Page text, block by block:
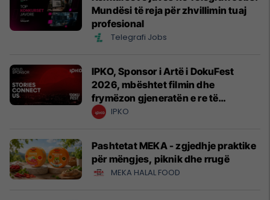
Mundësi të reja për zhvillimin tuaj
profesional
Telegrafi Jobs
IPKO, Sponsor i Artë i DokuFest
2026, mbështet filmin dhe
frymëzon gjeneratën e re të
krijuesve
IPKO
Pashtetat MEKA - zgjedhje praktike
për mëngjes, piknik dhe rrugë
MEKA HALAL FOOD